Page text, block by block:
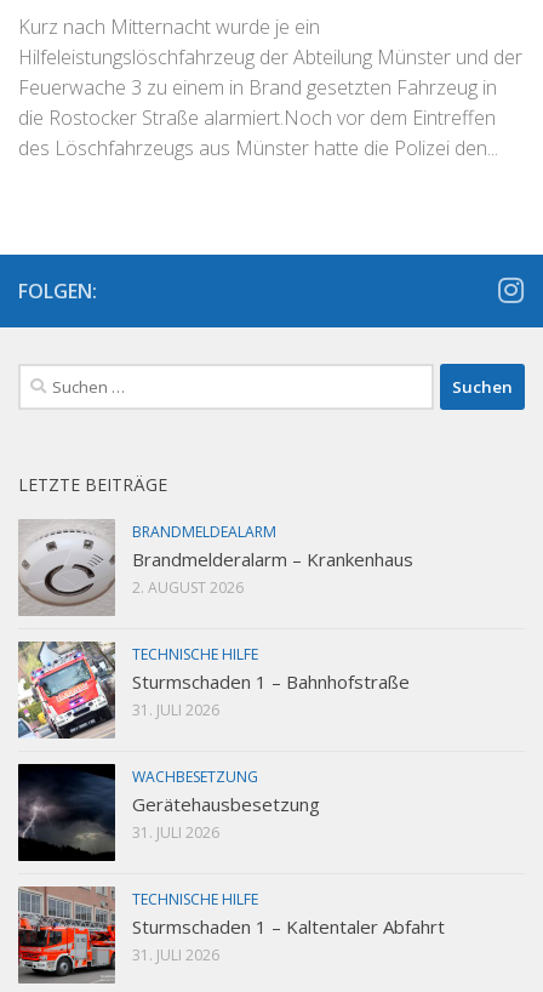
Kurz nach Mitternacht wurde je ein
Hilfeleistungslöschfahrzeug der Abteilung Münster und der
Feuerwache 3 zu einem in Brand gesetzten Fahrzeug in
die Rostocker Straße alarmiert.Noch vor dem Eintreffen
des Löschfahrzeugs aus Münster hatte die Polizei den...
FOLGEN:
Suchen
nach:
LETZTE BEITRÄGE
BRANDMELDEALARM
Brandmelderalarm – Krankenhaus
2. AUGUST 2026
TECHNISCHE HILFE
Sturmschaden 1 – Bahnhofstraße
31. JULI 2026
WACHBESETZUNG
Gerätehausbesetzung
31. JULI 2026
TECHNISCHE HILFE
Sturmschaden 1 – Kaltentaler Abfahrt
31. JULI 2026